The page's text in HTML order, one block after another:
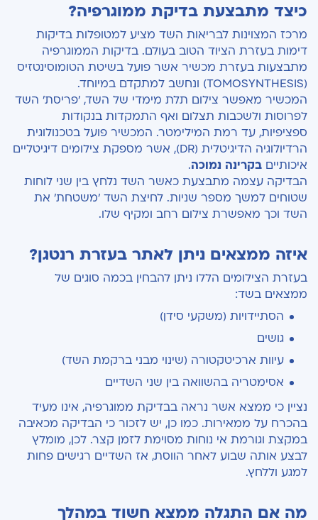
כיצד מתבצעת בדיקת ממוגרפיה?
מרכז המצוינות לבריאות השד מציע למטופלות בדיקות
דימות בעזרת הציוד הטוב בעולם. בדיקות הממוגרפיה
מתבצעות בעזרת מכשיר אשר פועל בשיטת הטומוסינטזיס
(TOMOSYNTHESIS) ונחשב למתקדם במיוחד.
המכשיר מאפשר צילום תלת מימדי של השד, 'פריסת' השד
לפרוסות ולשכבות תצלום ואף התמקדות בנקודות
ספציפיות, עד רמת המילימטר. המכשיר פועל בטכנולוגית
הרדיולוגיה הדיגיטלית (DR), אשר מספקת צילומים דיגיטליים
איכותיים בקרינה נמוכה.
הבדיקה עצמה מתבצעת כאשר השד נלחץ בין שני לוחות
שטוחים למשך מספר שניות. לחיצת השד 'משטחת' את
השד וכך מאפשרת צילום רחב ומקיף שלו.
איזה ממצאים ניתן לאתר בעזרת רנטגן?
בעזרת הצילומים הללו ניתן להבחין בכמה סוגים של
ממצאים בשד:
הסתיידויות (משקעי סידן)
גושים
עיוות ארכיטקטורה (שינוי מבני ברקמת השד)
אסימטריה בהשוואה בין שני השדיים
נציין כי ממצא אשר נראה בבדיקת ממוגרפיה, אינו מעיד
בהכרח על ממאירות. כמו כן, יש לזכור כי הבדיקה מכאיבה
במקצת וגורמת אי נוחות מסוימת לזמן קצר. לכן, מומלץ
לבצע אותה שבוע לאחר הווסת, אז השדיים רגישים פחות
למגע וללחץ.
מה אם התגלה ממצא חשוד במהלך